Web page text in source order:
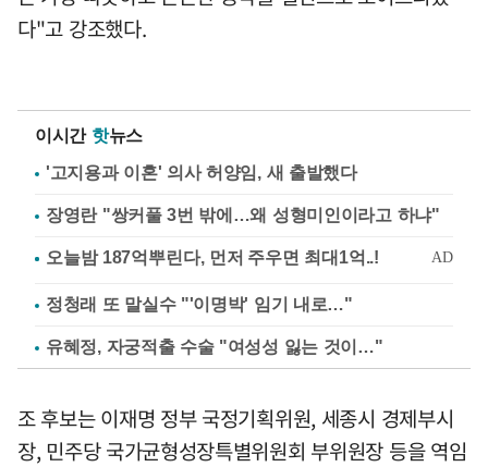
다"고 강조했다.
이시간 핫뉴스
'고지용과 이혼' 의사 허양임, 새 출발했다
장영란 "쌍커풀 3번 밖에…왜 성형미인이라고 하냐"
정청래 또 말실수 "'이명박' 임기 내로…"
유혜정, 자궁적출 수술 "여성성 잃는 것이…"
조 후보는 이재명 정부 국정기획위원, 세종시 경제부시
장, 민주당 국가균형성장특별위원회 부위원장 등을 역임